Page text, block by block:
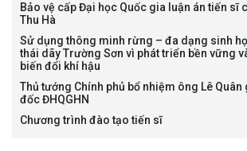
Nguyễn Thế
Bảo vệ cấp Đại học Quốc gia luận án tiến sĩ
Thu Hà
Sử dụng thông minh rừng – đa dạng sinh
thái dãy Trường Sơn vì phát triển bền vững
biến đổi khí hậu
Thủ tướng Chính phủ bổ nhiệm ông Lê
đốc ĐHQGHN
Chương trình đào tạo tiến sĩ